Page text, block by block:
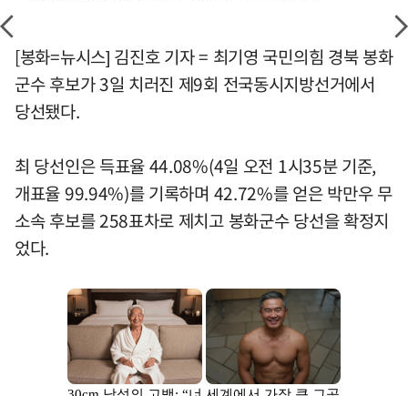
[봉화=뉴시스] 김진호 기자 = 최기영 국민의힘 경북 봉화
군수 후보가 3일 치러진 제9회 전국동시지방선거에서
당선됐다.
최 당선인은 득표율 44.08%(4일 오전 1시35분 기준,
개표율 99.94%)를 기록하며 42.72%를 얻은 박만우 무
소속 후보를 258표차로 제치고 봉화군수 당선을 확정지
었다.